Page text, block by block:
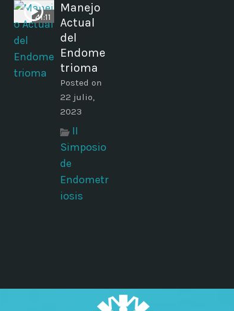
41:11
Manejo
Actual
del
Endome
trioma
Posted on
22 julio,
2023
II
Simposio
de
Endometr
iosis